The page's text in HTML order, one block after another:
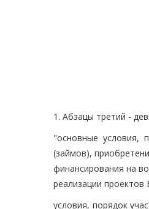
1. Абзацы третий -
"основные условия,
(займов),
финансирования на
реализации
условия, порядок